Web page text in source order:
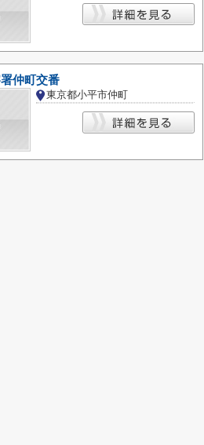
仲町交番
東京都小平市仲町